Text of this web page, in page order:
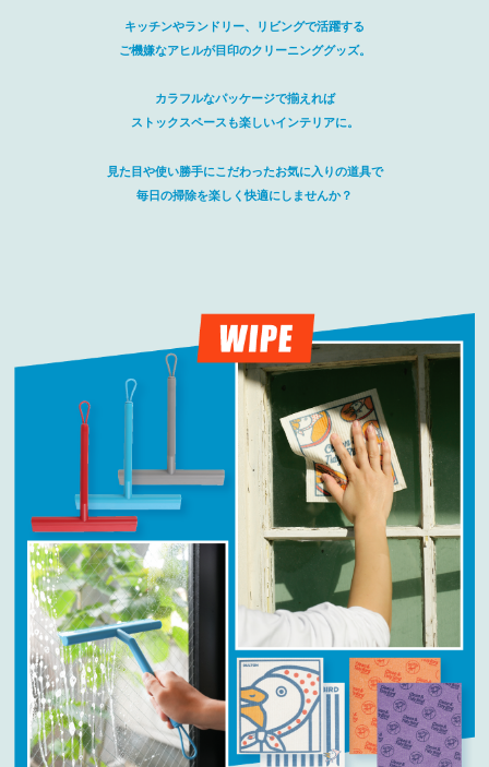
キッチンやランドリー、リビングで活躍する
ご機嫌なアヒルが目印のクリーニンググッズ。
カラフルなパッケージで揃えれば
ストックスペースも楽しいインテリアに。
見た目や使い勝手にこだわったお気に入りの道具で
毎日の掃除を楽しく快適にしませんか？